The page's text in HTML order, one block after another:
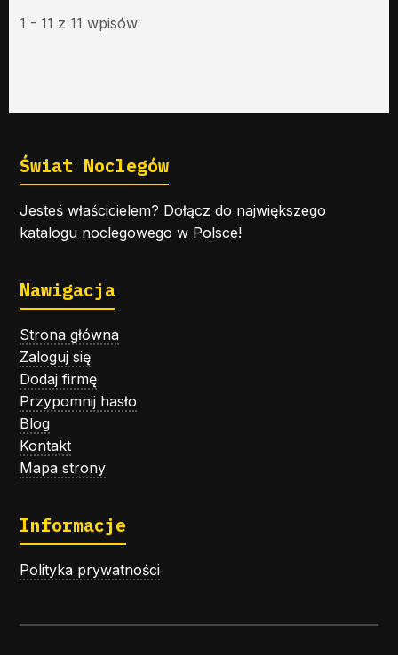
1 - 11 z 11 wpisów
Świat Noclegów
Jesteś właścicielem? Dołącz do największego
katalogu noclegowego w Polsce!
Nawigacja
Strona główna
Zaloguj się
Dodaj firmę
Przypomnij hasło
Blog
Kontakt
Mapa strony
Informacje
Polityka prywatności